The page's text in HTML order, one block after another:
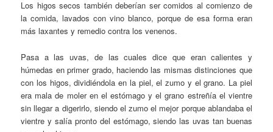
Los higos secos también deberían ser comidos al comienzo de
la comida, lavados con vino blanco, porque de esa forma eran
más laxantes y remedio contra los venenos.
Pasa a las uvas, de las cuales dice que eran calientes y
húmedas en primer grado, haciendo las mismas distinciones que
con los higos, dividiéndola en la piel, el zumo y el grano. La piel
era mala de moler en el estómago y el grano estreñía el vientre
sin llegar a digerirlo, siendo el zumo el mejor porque ablandaba el
vientre y salía pronto del estómago, siendo las uvas tan buenas